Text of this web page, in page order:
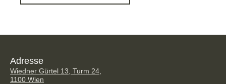
Adresse
Wiedner Gürtel 13, Turm 24,
1100 Wien